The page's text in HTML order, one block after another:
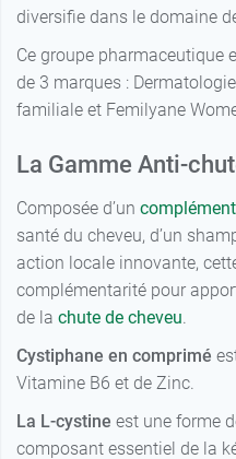
diversifie dans le domaine
Ce groupe pharmaceutique
de 3 marques :
familiale et Femilyane
La Gamme Anti-
Composée d’un
santé du cheveu, d’un
action locale innovante,
complémentarité pour
de la chute de cheveu
Cystiphane en comprimé
Vitamine B6 et de Zinc.
La L-cystine est une forme
composant essentiel de la